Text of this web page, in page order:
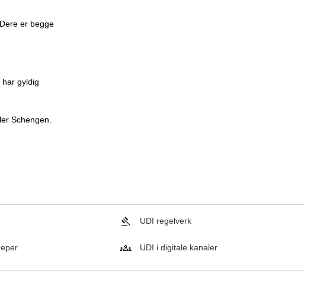
er begge
har gyldig
Schengen.
UDI regelverk
UDI i digitale kanaler